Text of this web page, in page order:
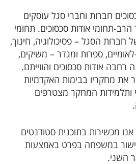
חברות וחברי סגל עוסקים
תחומי אודות סכסוכים. תחומי
הסגל – פסיכולוגיה, חינוך,
ספרות ומגדר – משיקים,
רחבה אודות סכסוכים והווייתם.
את מחקריו בבימות האקדמיות
ותלמידות המחקר מצטרפים
מכשירות בתוכנית סטודנטים
במשפחה בפרט באמצעות
השני.